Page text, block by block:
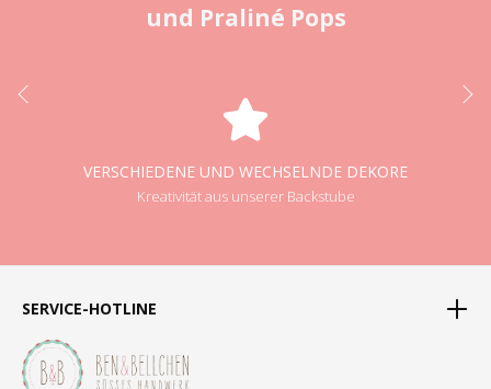
und Praliné Pops
VERSCHIEDENE UND WECHSELNDE DEKORE
Kreativität aus unserer Backstube
SERVICE-HOTLINE